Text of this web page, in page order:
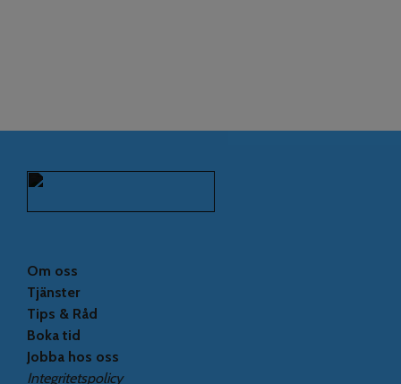
Om oss
Tjänster
Tips & Råd
Boka tid
Jobba hos oss
Integritetspolicy